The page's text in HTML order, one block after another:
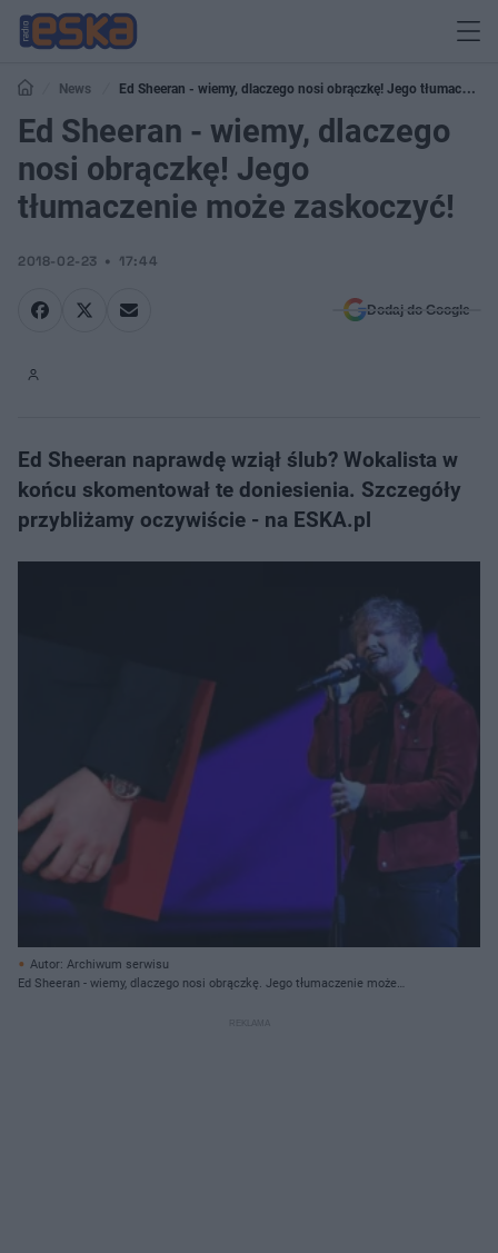
News
Ed Sheeran - wiemy, dlaczego nosi obrączkę! Jego tłumaczenie
może zaskoczyć!
Ed Sheeran - wiemy, dlaczego
nosi obrączkę! Jego
tłumaczenie może zaskoczyć!
2018-02-23 17:44
Dodaj do Google
Ed Sheeran naprawdę wziął ślub? Wokalista w
końcu skomentował te doniesienia. Szczegóły
przybliżamy oczywiście - na ESKA.pl
Autor: Archiwum serwisu
Ed Sheeran - wiemy, dlaczego nosi obrączkę. Jego tłumaczenie może